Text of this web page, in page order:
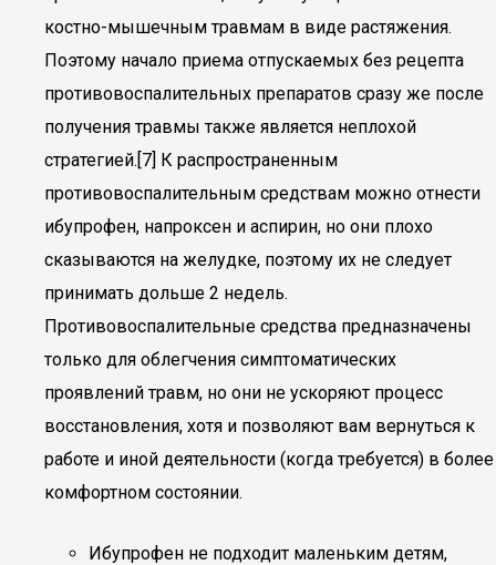
костно-мышечным травмам в виде растяжения.
Поэтому начало приема отпускаемых без рецепта
противовоспалительных препаратов сразу же после
получения травмы также является неплохой
стратегией.[7] К распространенным
противовоспалительным средствам можно отнести
ибупрофен, напроксен и аспирин, но они плохо
сказываются на желудке, поэтому их не следует
принимать дольше 2 недель.
Противовоспалительные средства предназначены
только для облегчения симптоматических
проявлений травм, но они не ускоряют процесс
восстановления, хотя и позволяют вам вернуться к
работе и иной деятельности (когда требуется) в более
комфортном состоянии.
Ибупрофен не подходит маленьким детям,